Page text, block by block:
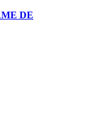
DE